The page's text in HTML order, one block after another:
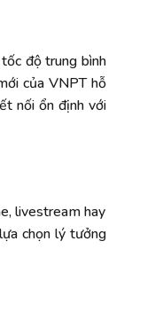
độ trung bình
của VNPT hỗ
nối ổn định với
livestream hay
chọn lý tưởng